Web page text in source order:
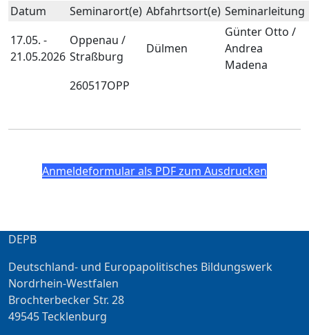
Datum
Seminarort(e) Abfahrtsort(e) Seminarleitung
17.05. -
21.05.2026
Oppenau /
Straßburg
Dülmen
Günter Otto /
Andrea
Madena
260517OPP
Anmeldeformular als PDF zum Ausdrucken
DEPB
Deutschland- und Europapolitisches Bildungswerk
Nordrhein-Westfalen
Brochterbecker Str. 28
49545 Tecklenburg